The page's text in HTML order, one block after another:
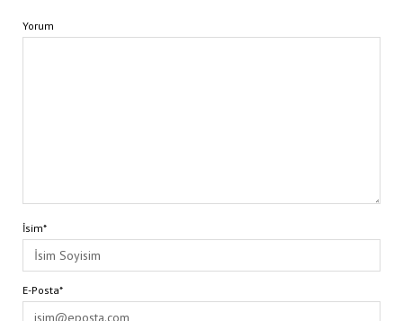
Yorum
İsim*
E-Posta*